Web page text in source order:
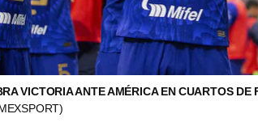
VICTORIA ANTE AMÉRICA EN CUARTOS